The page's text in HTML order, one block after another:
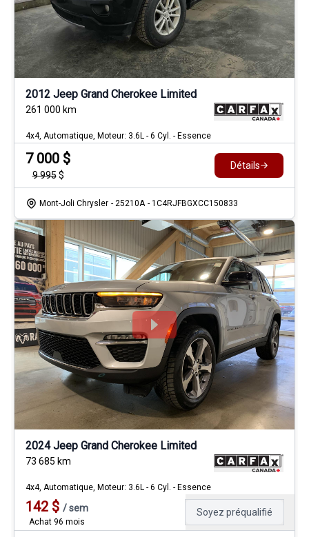
2012 Jeep Grand Cherokee Limited
261 000 km
4x4, Automatique, Moteur: 3.6L - 6 Cyl. - Essence
7 000 $
9 995$
Détails
Mont-Joli Chrysler - 25210A - 1C4RJFBGXCC150833
2024 Jeep Grand Cherokee Limited
73 685 km
4x4, Automatique, Moteur: 3.6L - 6 Cyl. - Essence
142 $ /sem
Achat 96 mois
Soyez préqualifié